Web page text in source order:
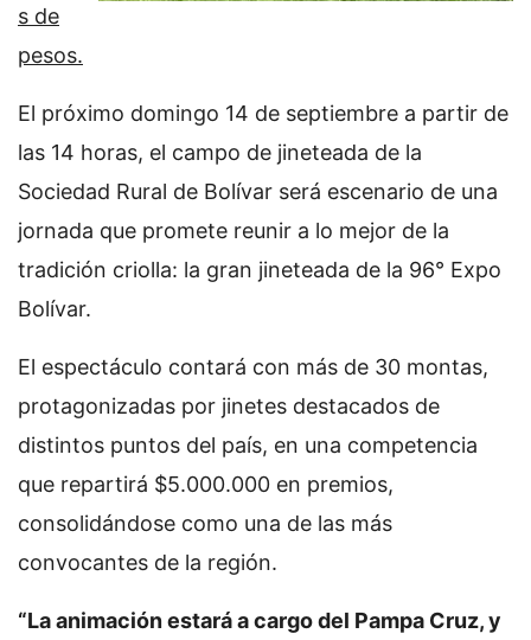
s de
pesos.
El próximo domingo 14 de septiembre a partir de
las 14 horas, el campo de jineteada de la
Sociedad Rural de Bolívar será escenario de una
jornada que promete reunir a lo mejor de la
tradición criolla: la gran jineteada de la 96° Expo
Bolívar.
El espectáculo contará con más de 30 montas,
protagonizadas por jinetes destacados de
distintos puntos del país, en una competencia
que repartirá $5.000.000 en premios,
consolidándose como una de las más
convocantes de la región.
“La animación estará a cargo del Pampa Cruz, y